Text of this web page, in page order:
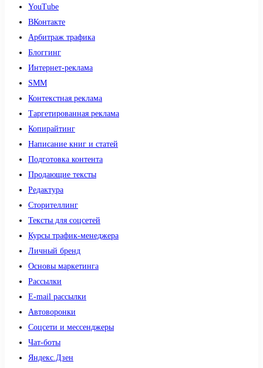
YouTube
ВКонтакте
Арбитраж трафика
Блоггинг
Интернет-реклама
SMM
Контекстная реклама
Таргетированная реклама
Копирайтинг
Написание книг и статей
Подготовка контента
Продающие тексты
Редактура
Сторителлинг
Тексты для соцсетей
Курсы трафик-менеджера
Личный бренд
Основы маркетинга
Рассылки
E-mail рассылки
Автоворонки
Соцсети и мессенджеры
Чат-боты
Яндекс.Дзен